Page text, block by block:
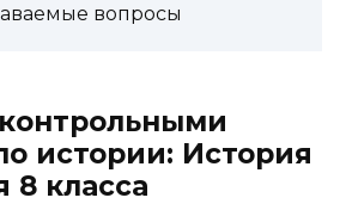
вопросы
истории: История
8 класса